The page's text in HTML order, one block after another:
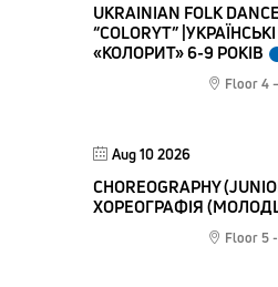
UKRAINIAN FOLK
“COLORYT”
«КОЛОРИТ» 6-9 РОКІВ
Floor 4
Aug 10 2026
CHOREOGRAPHY
ХОРЕОГРАФІЯ
Floor 5 -